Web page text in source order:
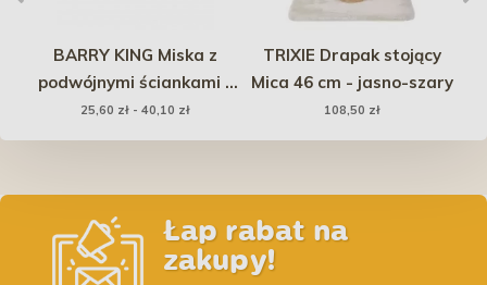
BARRY KING Miska z
podwójnymi ściankami z
powłoką antypoślizgową
25,60 zł - 40,10 zł
TRIXIE Drapak stojący
Mica 46 cm - jasno-szary
108,50 zł
Łap rabat na
zakupy!